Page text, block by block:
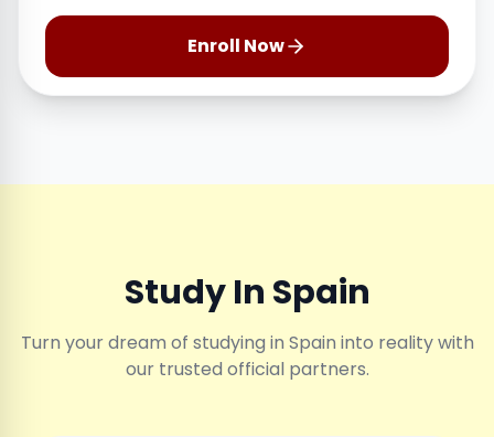
Enroll Now
Study In Spain
Turn your dream of studying in Spain into reality with
our trusted official partners.